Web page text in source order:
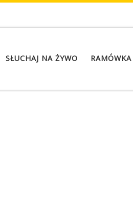
SŁUCHAJ NA ŻYWO RAMÓWKA